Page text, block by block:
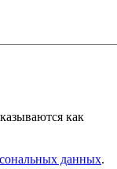
как
данных.